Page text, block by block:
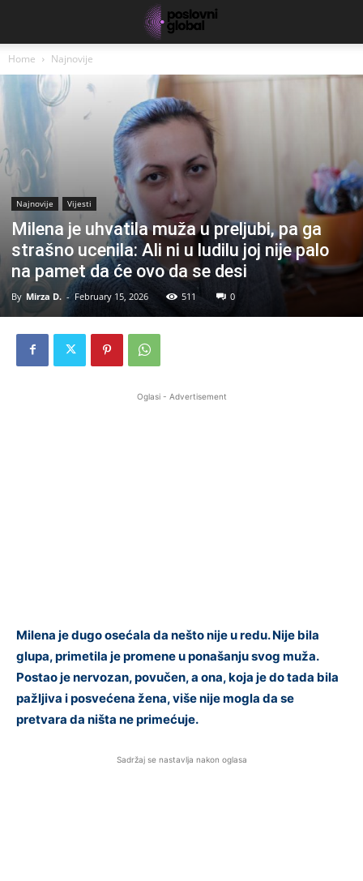
Home Najnovije
Najnovije Vijesti
Milena je uhvatila muža u preljubi, pa ga
strašno ucenila: Ali ni u ludilu joj nije palo
na pamet da će ovo da se desi
By Mirza D. - February 15, 2026 511 0
Oglasi - Advertisement
Milena je dugo osećala da nešto nije u redu. Nije bila
glupa, primetila je promene u ponašanju svog muža.
Postao je nervozan, povučen, a ona, koja je do tada bila
pažljiva i posvećena žena, više nije mogla da se
pretvara da ništa ne primećuje.
Sadržaj se nastavlja nakon oglasa